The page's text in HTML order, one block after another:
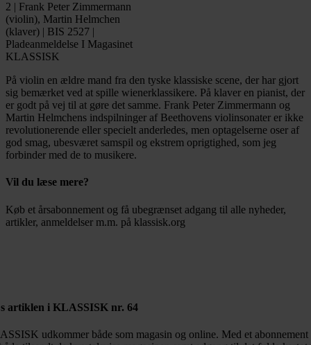
På violin en ældre mand fra den tyske klassiske scene, der har gjort
sig bemærket ved at spille wienerklassikere. På klaver en pianist, der
er godt på vej til at gøre det samme. Frank Peter Zimmermann og
Martin Helmchens indspilninger af Beethovens violinsonater er ikke
revolutionerende eller specielt anderledes, men optagelserne oser af
god smag, ubesværet samspil og ekstrem oprigtighed, som jeg
forbinder med de to musikere.
Vil du læse mere?
Køb et årsabonnement og få ubegrænset adgang til alle nyheder,
artikler, anmeldelser m.m. på klassisk.org
artiklen i KLASSISK nr. 64
udkommer både som magasin og online. Med et abonnement